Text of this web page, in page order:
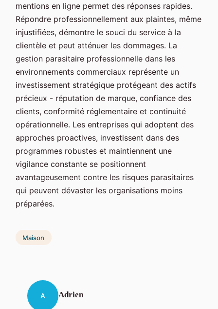
mentions en ligne permet des réponses rapides.
Répondre professionnellement aux plaintes, même
injustifiées, démontre le souci du service à la
clientèle et peut atténuer les dommages. La
gestion parasitaire professionnelle dans les
environnements commerciaux représente un
investissement stratégique protégeant des actifs
précieux - réputation de marque, confiance des
clients, conformité réglementaire et continuité
opérationnelle. Les entreprises qui adoptent des
approches proactives, investissent dans des
programmes robustes et maintiennent une
vigilance constante se positionnent
avantageusement contre les risques parasitaires
qui peuvent dévaster les organisations moins
préparées.
Maison
A Adrien